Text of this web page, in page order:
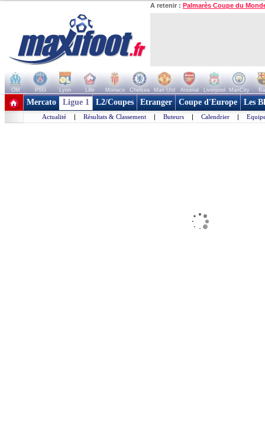
A retenir : Palmarès Coupe du
OM PSG Lyon Lille Monaco Chelsea Man Utd Arsenal Liverpool ManCity
+ de clubs
Mercato Ligue 1 L2/Coupes Etranger Coupe d'Europe Les
Actualité | Résultats & Classement | Buteurs | Calendrier |